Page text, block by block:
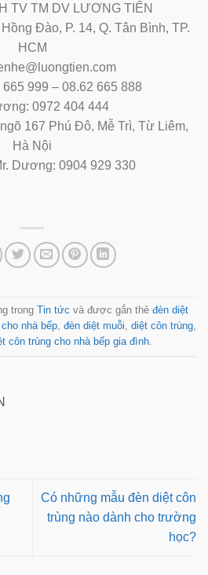
TV TM DV LƯƠNG TIẾN
Đào, P. 14, Q. Tân Bình, TP.
HCM
999 – 08.62 665 888
0972 404 444
167 Phú Đô, Mễ Trì, Từ Liêm,
Hà Nội
Dương: 0904 929 330
trong Tin tức và được gắn thẻ đèn diệt
nhà bếp, đèn diệt muỗi, diệt côn trùng,
côn trùng cho nhà bếp gia đình.
Có những mẫu đèn diệt côn
trùng nào dành cho trường
học?